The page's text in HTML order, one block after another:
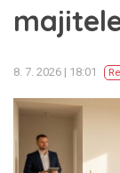
8. 7. 2026 | 18:01